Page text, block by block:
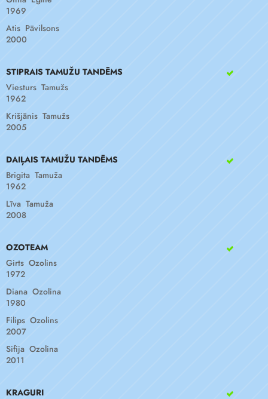
1969
Atis Pāvilsons
2000
STIPRAIS TAMUŽU TANDĒMS
Viesturs Tamužs
1962
Krišjānis Tamužs
2005
DAIĻAIS TAMUŽU TANDĒMS
Brigita Tamuža
1962
Līva Tamuža
2008
OZOTEAM
Girts Ozolins
1972
Diana Ozolina
1980
Filips Ozolins
2007
Sifija Ozolina
2011
KRAGURI